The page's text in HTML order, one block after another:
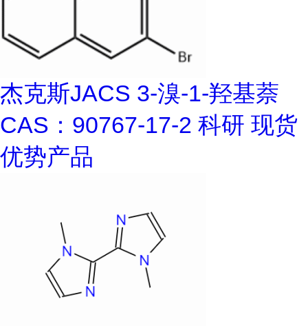
杰克斯JACS 3-溴-1-羟基萘
CAS：90767-17-2 科研 现货
优势产品